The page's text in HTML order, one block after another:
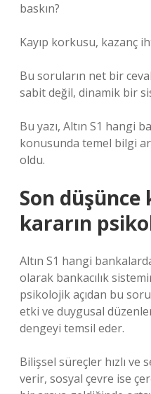
baskın?
Kayıp korkusu, kazanç
Bu soruların net bir
sabit değil, dinamik bir
Bu yazı, Altın S1 hangi
konusunda temel bilgi
oldu.
Son düşünce
kararın
Altın S1 hangi
olarak bankacılık
psikolojik açıdan bu
etki ve duygusal
dengeyi temsil eder.
Bilişsel süreçler hızlı ve
verir, sosyal çevre ise